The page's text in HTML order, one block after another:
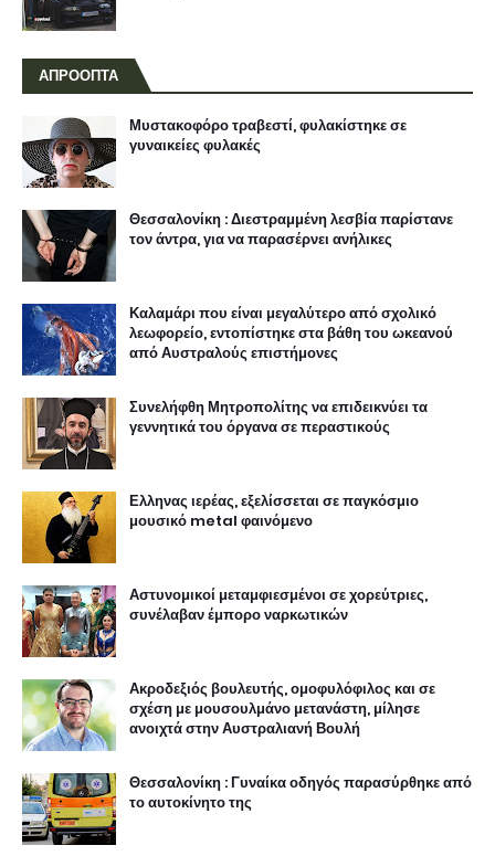
ΑΠΡΟΟΠΤΑ
Μυστακοφόρο τραβεστί, φυλακίστηκε σε
γυναικείες φυλακές
Θεσσαλονίκη : Διεστραμμένη λεσβία παρίστανε
τον άντρα, για να παρασέρνει ανήλικες
Καλαμάρι που είναι μεγαλύτερο από σχολικό
λεωφορείο, εντοπίστηκε στα βάθη του ωκεανού
από Αυστραλούς επιστήμονες
Συνελήφθη Μητροπολίτης να επιδεικνύει τα
γεννητικά του όργανα σε περαστικούς
Ελληνας ιερέας, εξελίσσεται σε παγκόσμιο
μουσικό metal φαινόμενο
Αστυνομικοί μεταμφιεσμένοι σε χορεύτριες,
συνέλαβαν έμπορο ναρκωτικών
Ακροδεξιός βουλευτής, ομοφυλόφιλος και σε
σχέση με μουσουλμάνο μετανάστη, μίλησε
ανοιχτά στην Αυστραλιανή Βουλή
Θεσσαλονίκη : Γυναίκα οδηγός παρασύρθηκε από
το αυτοκίνητο της